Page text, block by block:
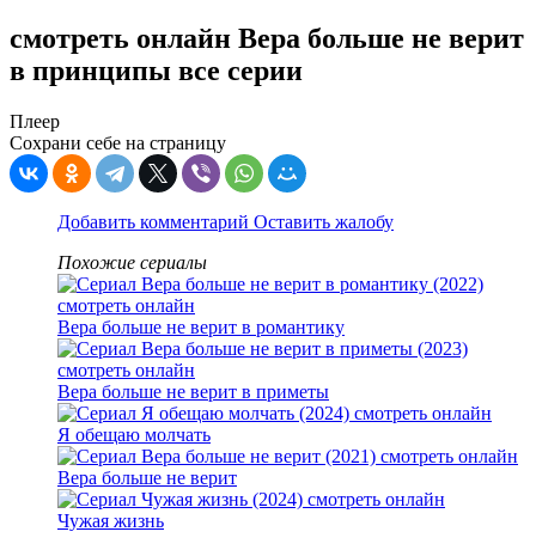
смотреть онлайн Вера больше не верит
в принципы все серии
Плеер
Сохрани себе на страницу
Добавить комментарий Оставить жалобу
Похожие сериалы
Вера больше не верит в романтику
Вера больше не верит в приметы
Я обещаю молчать
Вера больше не верит
Чужая жизнь